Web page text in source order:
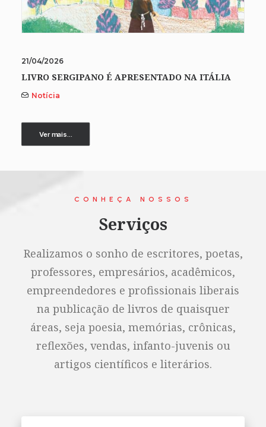
21/04/2026
LIVRO SERGIPANO É APRESENTADO NA ITÁLIA
Notícia
Ver mais...
CONHEÇA NOSSOS
Serviços
Realizamos o sonho de escritores, poetas,
professores, empresários, acadêmicos,
empreendedores e profissionais liberais
na publicação de livros de quaisquer
áreas, seja poesia, memórias, crônicas,
reflexões, vendas, infanto-juvenis ou
artigos científicos e literários.